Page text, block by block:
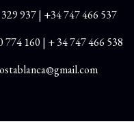
937| +34 747 466 537
774 160 | + 34 747 466 538